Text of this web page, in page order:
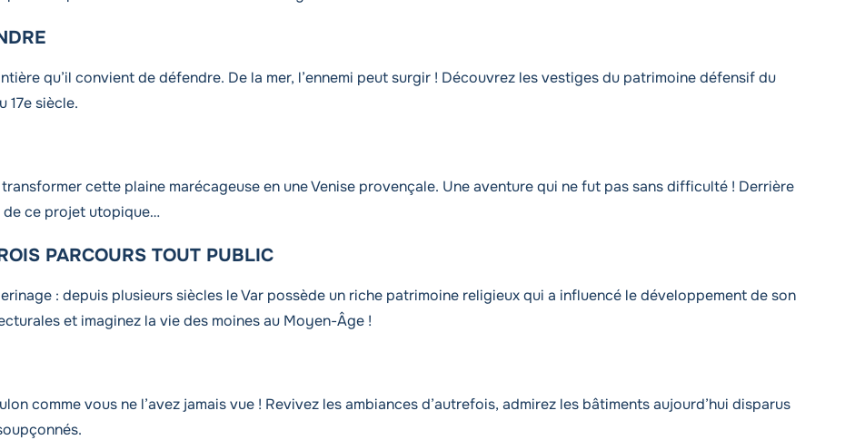
qu’il convient de défendre. De la mer, l’ennemi peut surgir ! Découvrez les vestiges du patrimoine défensif du
17e siècle.
cette plaine marécageuse en une Venise provençale. Une aventure qui ne fut pas sans difficulté ! Derrière
de ce projet utopique…
PARCOURS TOUT PUBLIC
: depuis plusieurs siècles le Var possède un riche patrimoine religieux qui a influencé le développement de son
et imaginez la vie des moines au Moyen-Âge !
comme vous ne l’avez jamais vue ! Revivez les ambiances d’autrefois, admirez les bâtiments aujourd’hui disparus